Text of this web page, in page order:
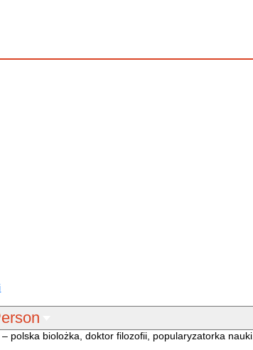
polska biolożka, doktor filozofii, popularyzatorka nauki.